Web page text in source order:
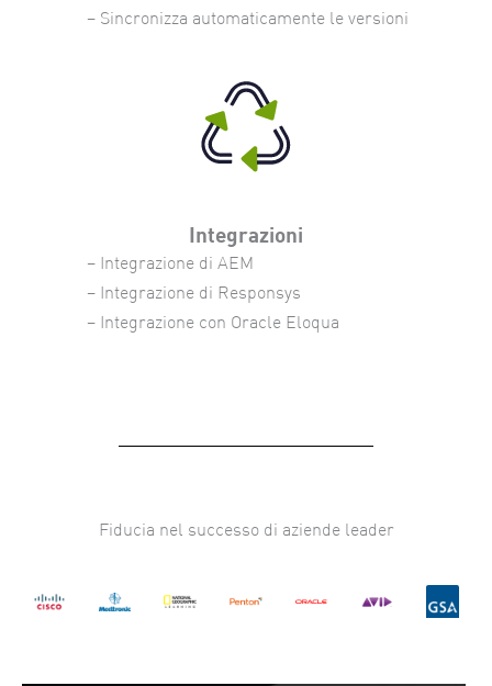
– Sincronizza automaticamente le versioni
Integrazioni
– Integrazione di AEM
– Integrazione di Responsys
– Integrazione con Oracle Eloqua
Fiducia nel successo di aziende leader